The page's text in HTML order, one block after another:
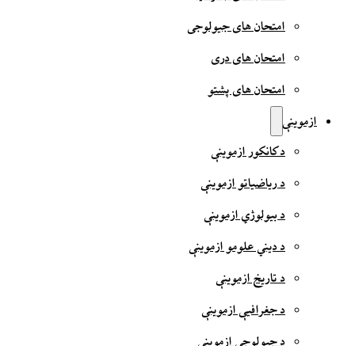
امتحان های جیولوجی
امتحان های دری
امتحان های پشتو
ازموینې
د کانکور ازموینې
د ریاضیاتو ازموینې
د بیولوژي ازموینې
د دیني علومو ازموینې
د تاریخ ازموینې
د جغرافیې ازموینې
د جیولوجي ازموینې